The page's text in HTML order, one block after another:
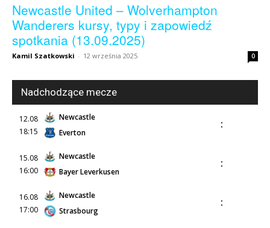
Newcastle United – Wolverhampton
Wanderers kursy, typy i zapowiedź
spotkania (13.09.2025)
Kamil Szatkowski - 12 września 2025 0
Nadchodzące mecze
12.08
18:15
Newcastle
Everton
:
15.08
16:00
Newcastle
Bayer Leverkusen
:
16.08
17:00
Newcastle
Strasbourg
: